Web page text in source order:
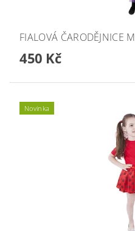
FIALOVÁ ČARODĚJNICE M
450 Kč
Novinka